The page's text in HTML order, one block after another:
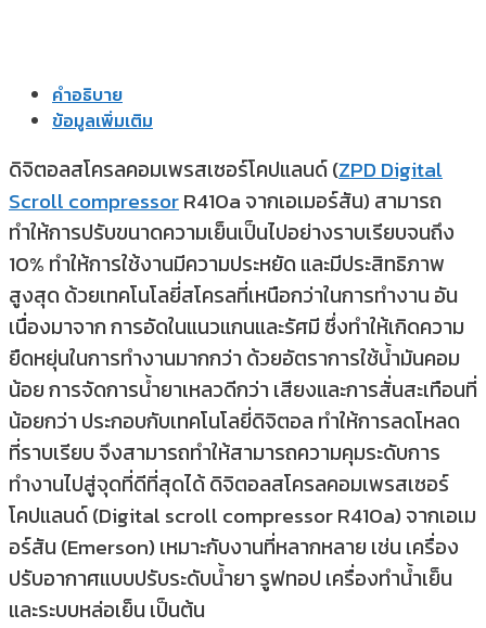
คำอธิบาย
ข้อมูลเพิ่มเติม
ดิจิตอลสโครลคอมเพรสเซอร์โคปแลนด์ (ZPD Digital
Scroll compressorR410a จากเอเมอร์สัน) สามารถ
ทำให้การปรับขนาดความเย็นเป็นไปอย่างราบเรียบจนถึง
10% ทำให้การใช้งานมีความประหยัด และมีประสิทธิภาพ
สูงสุด ด้วยเทคโนโลยี่สโครลที่เหนือกว่าในการทำงาน อัน
เนื่องมาจาก การอัดในแนวแกนและรัศมี ซึ่งทำให้เกิดความ
ยืดหยุ่นในการทำงานมากกว่า ด้วยอัตราการใช้น้ำมันคอม
น้อย การจัดการน้ำยาเหลวดีกว่า เสียงและการสั่นสะเทือนที่
น้อยกว่า ประกอบกับเทคโนโลยี่ดิจิตอล ทำให้การลดโหลด
ที่ราบเรียบ จึงสามารถทำให้สามารถความคุมระดับการ
ทำงานไปสู่จุดที่ดีที่สุดได้ ดิจิตอลสโครลคอมเพรสเซอร์
โคปแลนด์ (Digital scroll compressor R410a) จากเอเม
อร์สัน (Emerson) เหมาะกับงานที่หลากหลาย เช่น เครื่อง
ปรับอากาศแบบปรับระดับน้ำยา รูฟทอป เครื่องทำน้ำเย็น
และระบบหล่อเย็น เป็นต้น